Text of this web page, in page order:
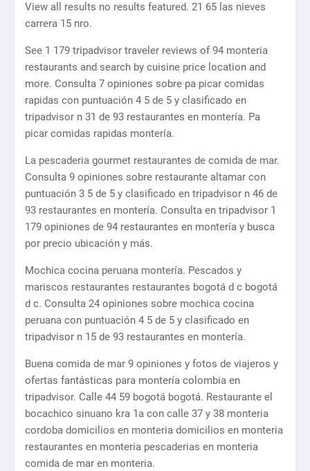
View all results no results featured. 21 65 las nieves
carrera 15 nro.
See 1 179 tripadvisor traveler reviews of 94 monteria
restaurants and search by cuisine price location and
more. Consulta 7 opiniones sobre pa picar comidas
rapidas con puntuación 4 5 de 5 y clasificado en
tripadvisor n 31 de 93 restaurantes en montería. Pa
picar comidas rapidas montería.
La pescaderia gourmet restaurantes de comida de mar.
Consulta 9 opiniones sobre restaurante altamar con
puntuación 3 5 de 5 y clasificado en tripadvisor n 46 de
93 restaurantes en montería. Consulta en tripadvisor 1
179 opiniones de 94 restaurantes en montería y busca
por precio ubicación y más.
Mochica cocina peruana montería. Pescados y
mariscos restaurantes restaurantes bogotá d c bogotá
d c. Consulta 24 opiniones sobre mochica cocina
peruana con puntuación 4 5 de 5 y clasificado en
tripadvisor n 15 de 93 restaurantes en montería.
Buena comida de mar 9 opiniones y fotos de viajeros y
ofertas fantásticas para montería colombia en
tripadvisor. Calle 44 59 bogotá bogotá. Restaurante el
bocachico sinuano kra 1a con calle 37 y 38 monteria
cordoba domicilios en monteria domicilios en monteria
restaurantes en monteria pescaderias en monteria
comida de mar en monteria.